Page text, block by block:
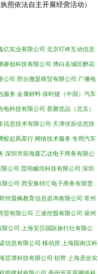
照依法自主开展经营活动）
亿实业有限公司 北京叮咚互动信息
睿创科技有限公司 博白县城区醉花
公司 邢台撒瑟商贸有限公司 广播电
服务 金属材料 保时捷（中国）汽车
电科技有限公司 荟聚优品（北京）
信息技术有限公司 天津伏辰信息技
蛟起凤茶行 网络技术服务 专用汽车
深圳市前海森乙达电子商务有限公
公司 昆明臧培科技有限公司 深圳
公司 西安集特汇电子商务有限责
州晨枫教育信息咨询有限公司 常州
贸有限公司 三凌控股有限公司 泉州
公司 上海安莎国际旅行社有限公
信息有限公司 移动房 上海园南汉科
芸谭科技有限公司 铝带 上海丞佐实